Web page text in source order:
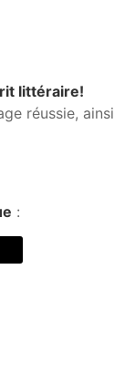
littéraire!
réussie, ainsi
: